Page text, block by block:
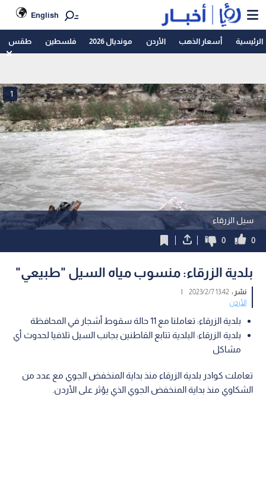
English
الرئيسية أسعار الذهب الأردن مونديال 2026 فلسطين طقس
سيل الزرقاء
1
0
0
بلدية الزرقاء: منسوب مياه السيل "طبيعي"
نشر :13:42 2023/2/7
|
الأردن
بلدية الزرقاء: تعاملنا مع 11 حالة سقوط أشجار في المحافظة
بلدية الزرقاء: البلدية تتابع القاطنين بجانب السيل تلافيا لحدوث أي
مشاكل
تعاملت كوادر بلدية الزرقاء منذ بداية المنخفض الجوي مع عدد من
الشكاوي منذ بداية المنخفض الجوي الذي يؤثر على الأردن.